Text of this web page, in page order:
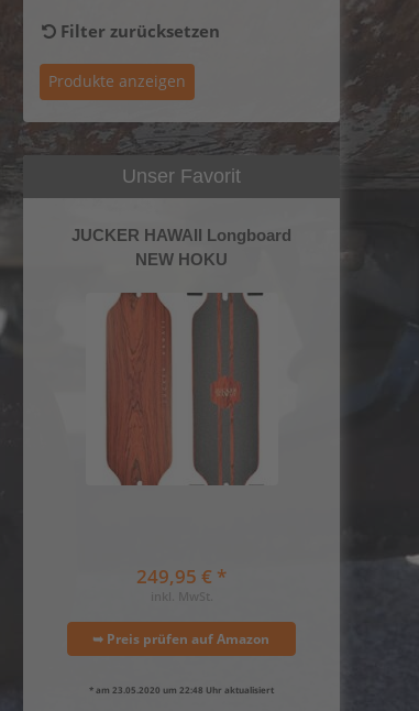
Filter zurücksetzen
Unser Favorit
JUCKER HAWAII Longboard
NEW HOKU
249,95 € *
inkl. MwSt.
➥ Preis prüfen auf Amazon
* am 23.05.2020 um 22:48 Uhr aktualisiert